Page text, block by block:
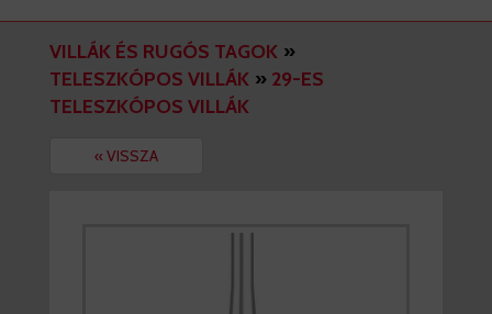
VILLÁK ÉS RUGÓS TAGOK »
TELESZKÓPOS VILLÁK » 29-ES
TELESZKÓPOS VILLÁK
« VISSZA